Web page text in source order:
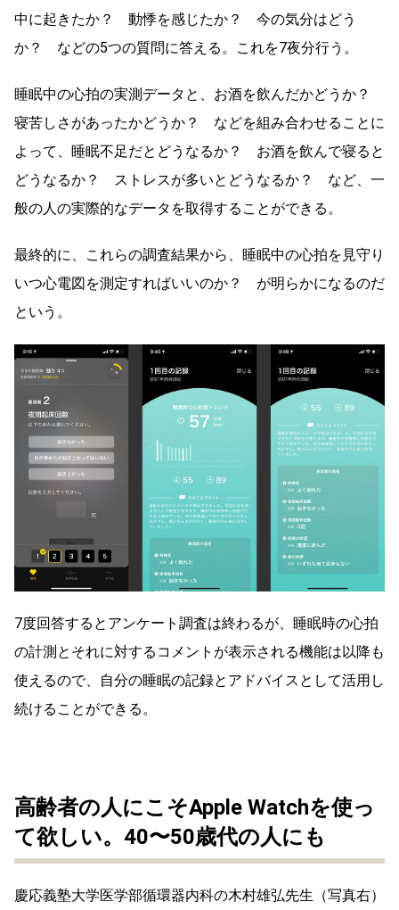
中に起きたか？ 動悸を感じたか？ 今の気分はどう
か？ などの5つの質問に答える。これを7夜分行う。
睡眠中の心拍の実測データと、お酒を飲んだかどうか？
寝苦しさがあったかどうか？ などを組み合わせることに
よって、睡眠不足だとどうなるか？ お酒を飲んで寝ると
どうなるか？ ストレスが多いとどうなるか？ など、一
般の人の実際的なデータを取得することができる。
最終的に、これらの調査結果から、睡眠中の心拍を見守り
いつ心電図を測定すればいいのか？ が明らかになるのだ
という。
7度回答するとアンケート調査は終わるが、睡眠時の心拍
の計測とそれに対するコメントが表示される機能は以降も
使えるので、自分の睡眠の記録とアドバイスとして活用し
続けることができる。
高齢者の人にこそApple Watchを使っ
て欲しい。40〜50歳代の人にも
慶応義塾大学医学部循環器内科の木村雄弘先生（写真右）